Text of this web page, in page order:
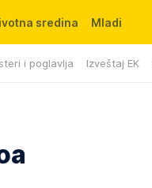
i poglavlja Izveštaj EK
sredina Mladi